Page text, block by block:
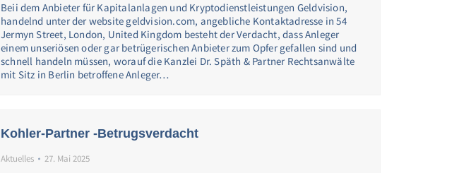
Beii dem Anbieter für Kapitalanlagen und Kryptodienstleistungen Geldvision,
handelnd unter der website geldvision.com, angebliche Kontaktadresse in 54
Jermyn Street, London, United Kingdom besteht der Verdacht, dass Anleger
einem unseriösen oder gar betrügerischen Anbieter zum Opfer gefallen sind und
schnell handeln müssen, worauf die Kanzlei Dr. Späth & Partner Rechtsanwälte
mit Sitz in Berlin betroffene Anleger…
Kohler-Partner -Betrugsverdacht
Aktuelles 27. Mai 2025